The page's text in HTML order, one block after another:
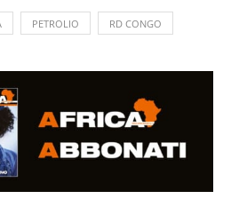
PETROLIO RD CONGO